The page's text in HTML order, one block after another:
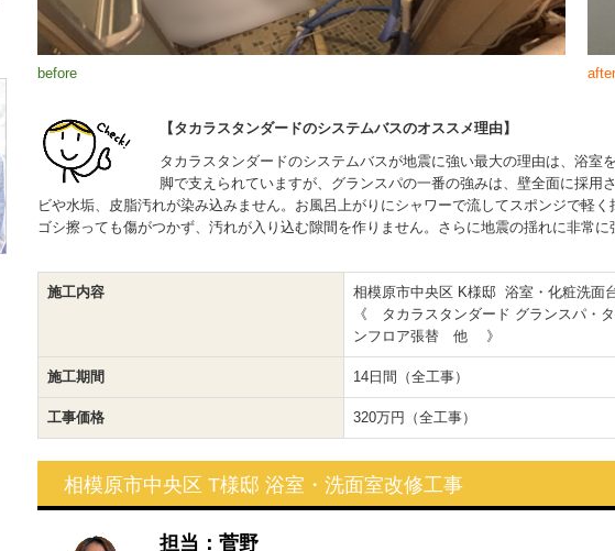
before after
【タカラスタンダードのシステムバスのオススメ理由】
タカラスタンダードのシステムバスが地震に強い最大の理由は、浴
脚で支えられていますが、グランスパの一番の強みは、壁全面に採用
ビや水垢、皮脂汚れが染み込みません。お風呂上がりにシャワーで流してスポンジで軽く
ゴシ擦っても傷がつかず、汚れが入り込む隙間を作りません。さらに地震の揺れに非常
施工内容
相模原市中央区 K様邸 浴室・化粧洗面
《 タカラスタンダード グランスパ・
ンフロア張替 他 》
施工期間 14日間（全工事）
工事価格 320万円（全工事）
相模原市中央区 T様邸 浴室・洗面室改修工事
担当：菅野